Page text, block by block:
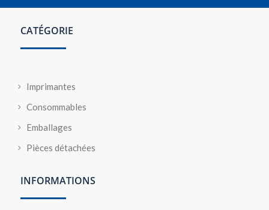
CATÉGORIE
Imprimantes
Consommables
Emballages
Pièces détachées
INFORMATIONS